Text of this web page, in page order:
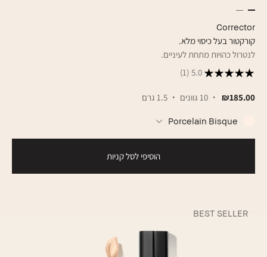
Corrector
קורקטור בעל כיסוי מלא.
לנטרול כהויות מתחת לעיניים.
5.0
(1)
₪185.00 10 גוונים 1.5 גרם
Porcelain Bisque
הוסיפי לסל קניות
BEST SELLER